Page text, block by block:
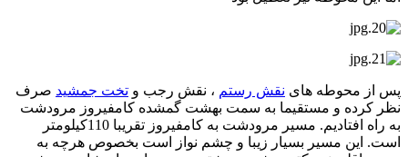
پس از محوطه های نقش رستم ، نقش رجب و تخت جمشید صرف
نظر کرده و مستقیما به سمت بهشت گمشده کامفیروز مرودشت
به راه افتادیم. مسیر مرودشت به کامفیروز تقریبا 110کیلومتر
است. این مسیر بسیار زیبا و چشم نواز است بخصوص هرچه به